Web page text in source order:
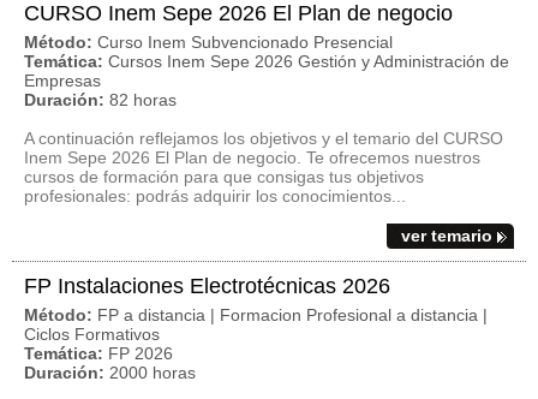
CURSO Inem Sepe 2026 El Plan de negocio
Método: Curso Inem Subvencionado Presencial
Temática: Cursos Inem Sepe 2026 Gestión y Administración de
Empresas
Duración: 82 horas
A continuación reflejamos los objetivos y el temario del CURSO
Inem Sepe 2026 El Plan de negocio. Te ofrecemos nuestros
cursos de formación para que consigas tus objetivos
profesionales: podrás adquirir los conocimientos...
ver temario
FP Instalaciones Electrotécnicas 2026
Método: FP a distancia | Formacion Profesional a distancia |
Ciclos Formativos
Temática: FP 2026
Duración: 2000 horas